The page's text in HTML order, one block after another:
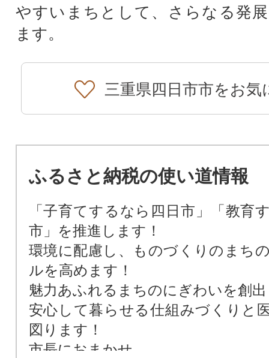
やすいまちとして、さらなる発
ます。
三重県四日市市をお気
ふるさと納税の使い道情報
「子育てするなら四日市」「教育
市」を推進します！
環境に配慮し、ものづくりのまち
ルを高めます！
魅力あふれるまちのにぎわいを創
安心して暮らせる仕組みづくりと
図ります！
市長におまかせ